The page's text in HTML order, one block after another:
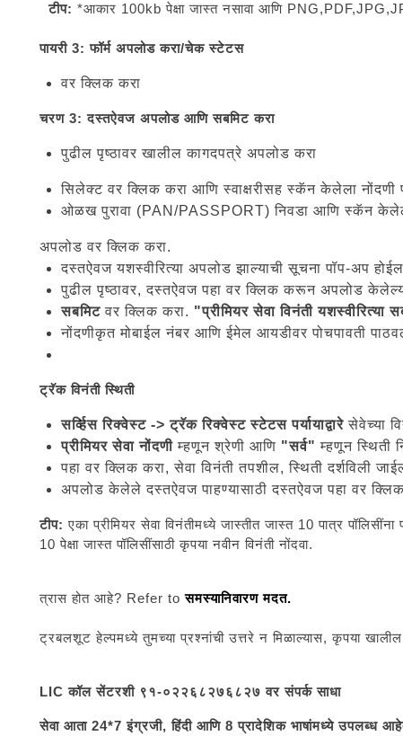
टीप: *आकार 100kb पेक्षा जास्त नसावा आणि
पायरी 3: फॉर्म अपलोड करा/चेक स्टेटस
वर क्लिक करा
चरण 3: दस्तऐवज अपलोड आणि सबमिट करा
पुढील पृष्ठावर खालील कागदपत्रे अपलोड करा
सिलेक्ट वर क्लिक करा आणि स्वाक्षरीसह स्कॅन केलेला नोंदणी
ओळख पुरावा (PAN/PASSPORT) निवडा आणि स्कॅन
अपलोड वर क्लिक करा.
दस्तऐवज यशस्वीरित्या अपलोड झाल्याची सूचना पॉप-अप
पुढील पृष्ठावर, दस्तऐवज पहा वर क्लिक करून अपलोड
सबमिट वर क्लिक करा. "प्रीमियर सेवा विनंती यशस्वीरित्या
नोंदणीकृत मोबाईल नंबर आणि ईमेल आयडीवर पोचपावती
ट्रॅक विनंती स्थिती
सर्व्हिस रिक्वेस्ट -> ट्रॅक रिक्वेस्ट स्टेटस पर्यायाद्वारे सेवेच्या
प्रीमियर सेवा नोंदणी म्हणून श्रेणी आणि "सर्व"म्हणून स्थिती
पहा वर क्लिक करा, सेवा विनंती तपशील, स्थिती दर्शविली
अपलोड केलेले दस्तऐवज पाहण्यासाठी दस्तऐवज पहा वर
टीप: एका प्रीमियर सेवा विनंतीमध्ये जास्तीत जास्त 10 पात्र
10 पेक्षा जास्त पॉलिसींसाठी कृपया नवीन विनंती नोंदवा.
त्रास होत आहे? Refer toसमस्यानिवारण मदत.
ट्रबलशूट हेल्पमध्ये तुमच्या प्रश्नांची उत्तरे न मिळाल्यास, कृपया
LIC कॉल सेंटरशी ९१-०२२६८२७६८२७ वर संपर्क साधा
सेवा आता 24*7 इंग्रजी, हिंदी आणि 8 प्रादेशिक भाषांमध्ये उपलब्ध